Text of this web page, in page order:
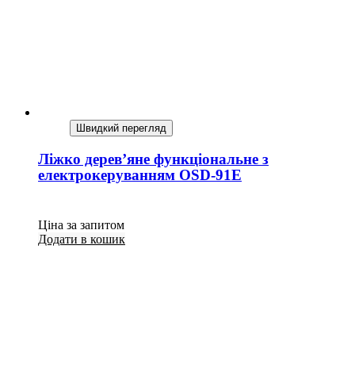
Швидкий перегляд
Ліжко дерев’яне функціональне з
електрокеруванням OSD-91Е
Ціна за запитом
Додати в кошик